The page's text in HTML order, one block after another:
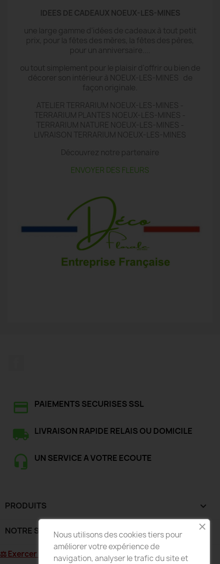
IDEES DE CADEAUX NOEUX-LES-MINES
une large gamme d'idées de cadeaux à tout petit
prix, pour la fêtes des mères, la fêtes des pères,
pour un anniversaire....
ou tout simplement pour le plaisir d'offrir ou bien de
décorer son intérieur à NOEUX-LES-MINES de
façon originale.
ATELIER TERRARIUM NOEUX-LES-MINES -
TERRARIUM PLANTES NOEUX-LES-MINES -
TERRARIUM NATURE NOEUX-LES-MINES -
LIVRAISON TERRARIUM NOEUX-LES-MINES
Découvrez notre partenaire
ENVOYER DES FLEURS
PAIEMENTS SECURISES SSL
LIVRAISON RAPIDE RELAIS OU DOMICILE
UN SERVICE A VOTRE ECOUTE
PRODUITS 
NOTRE SOCIÉTÉ 
⚖ Exercer mon droit de rétractation
Nous utilisons des cookies tiers pour
améliorer votre expérience de
navigation, analyser le trafic du site et